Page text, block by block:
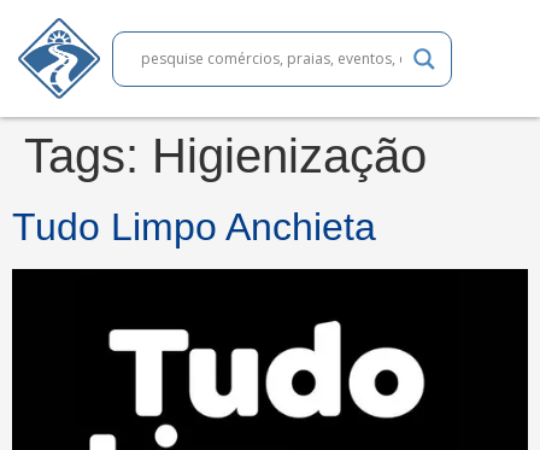
Tags: Higienização
Tudo Limpo Anchieta